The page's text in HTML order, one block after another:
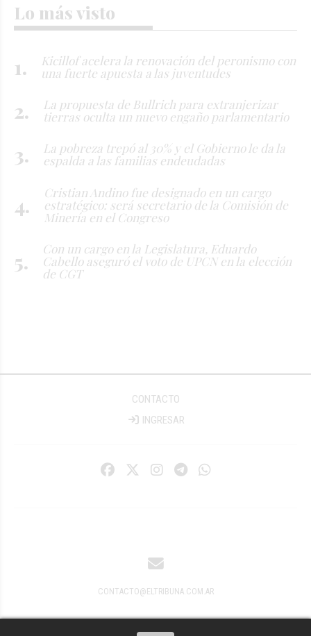
Lo más visto
Kicillof acelera la renovación del peronismo con
una fuerte apuesta a las juventudes
La propuesta de Bullrich para extranjerizar
tierras oculta un nuevo engaño parlamentario
La pobreza trepó al 30% y el Gobierno le da la
espalda a las familias endeudadas
Cristian Andino fue designado en un cargo
estratégico: será secretario de la Comisión de
Minería en el Congreso
Con un cargo en la Legislatura, Eduardo
Cabello aseguró el voto de UPCN en la elección
de CGT
CONTACTO
INGRESAR
CONTACTO@ELTRIBUNA.COM.AR